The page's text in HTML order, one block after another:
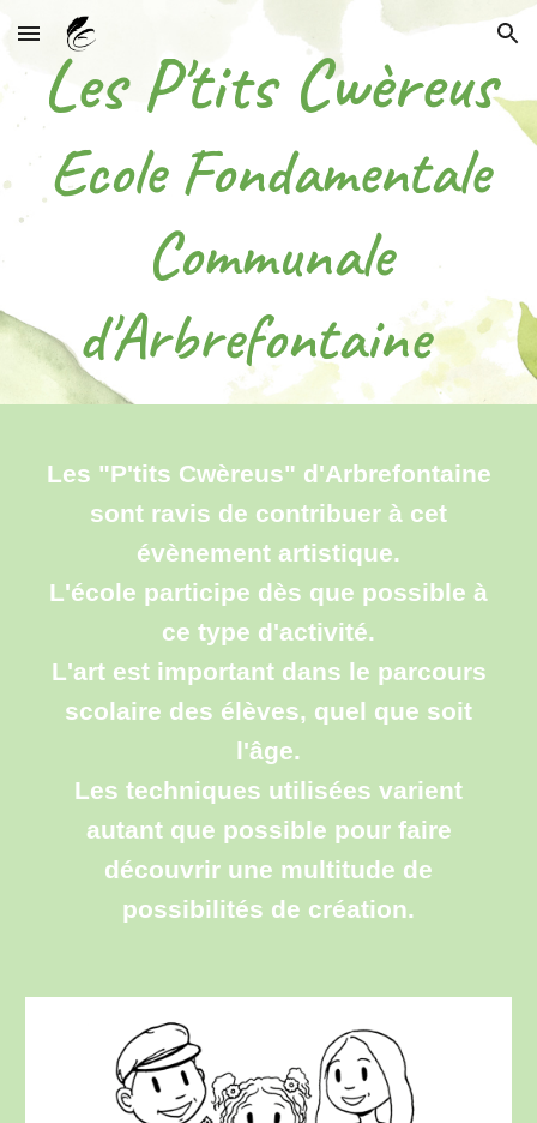
Skip to main content Skip to navigation
LesP'tits Cwèreus
Ecole Fondamentale
Communale
d'Arbrefontaine
Les "P'tits Cwèreus" d'Arbrefontaine
sont ravis de contribuer à cet
évènement artistique.
L'école participe dès que possible à
ce type d'activité.
L'art est important dans le parcours
scolaire des élèves, quel que soit
l'âge.
Les techniques utilisées varient
autant que possible pour faire
découvrir une multitude de
possibilités de création.